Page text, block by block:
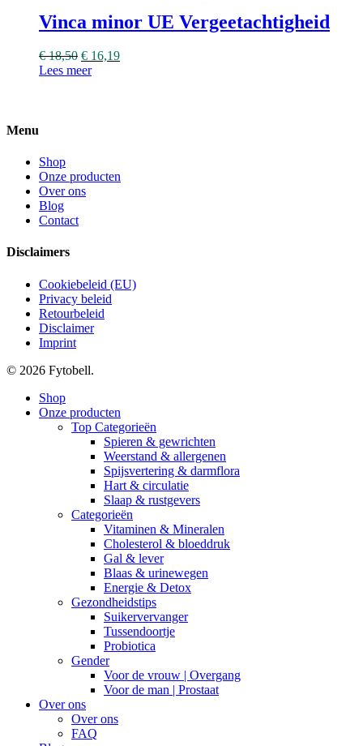
Vinca minor UE Vergeetachtigheid
€18,50 € 16,19
Lees meer
Menu
Shop
Onze producten
Over ons
Blog
Contact
Disclaimers
Cookiebeleid (EU)
Privacy beleid
Retourbeleid
Disclaimer
Imprint
© 2026 Fytobell.
Close
Menu
Shop
Onze producten
Top Categorieën
Spieren & gewrichten
Weerstand & allergenen
Spijsvertering & darmflora
Hart & circulatie
Slaap & rustgevers
Categorieën
Vitaminen & Mineralen
Cholesterol & bloeddruk
Gal & lever
Blaas & urinewegen
Energie & Detox
Gezondheidstips
Suikervervanger
Tussendoortje
Probiotica
Gender
Voor de vrouw | Overgang
Voor de man | Prostaat
Over ons
Over ons
FAQ